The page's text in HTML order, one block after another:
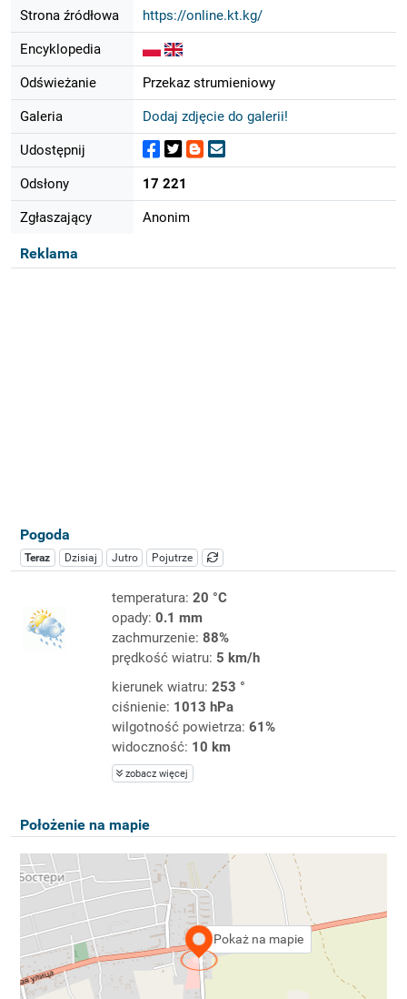
Strona źródłowa https://online.kt.kg/
Encyklopedia
Odświeżanie Przekaz strumieniowy
Galeria Dodaj zdjęcie do galerii!
Udostępnij
Odsłony 17 221
Zgłaszający Anonim
Reklama
Pogoda
Teraz Dzisiaj Jutro Pojutrze
temperatura: 20 °C
opady: 0.1 mm
zachmurzenie: 88%
prędkość wiatru: 5 km/h
kierunek wiatru: 253 °
ciśnienie: 1013 hPa
wilgotność powietrza: 61%
widoczność: 10 km
zobacz więcej
Położenie na mapie
Pokaż na mapie